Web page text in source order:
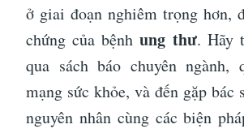
ở giai đoạn nghiêm trọng hơn,
chứng của bệnhung thư. Hãy
qua sách báo chuyên ngành,
mạng sức khỏe, và đến gặp bác
nguyên nhân cùng các biện